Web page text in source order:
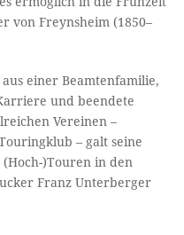
von Freynsheim (1850–
einer Beamtenfamilie,
und beendete
Vereinen –
– galt seine
)Touren in den
Franz Unterberger